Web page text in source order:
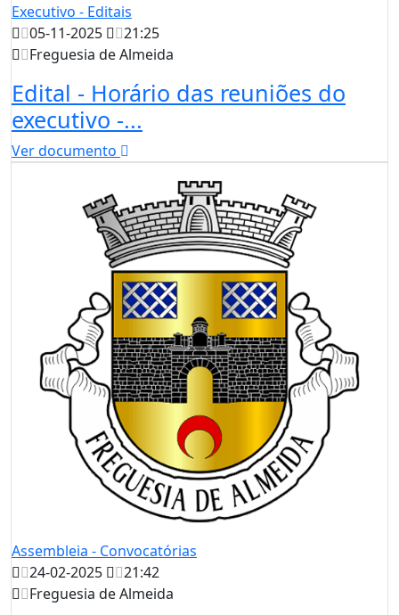
Executivo - Editais
05-11-2025
21:25
Freguesia de Almeida
Edital - Horário das reuniões do
executivo -...
Ver documento
Assembleia - Convocatórias
24-02-2025
21:42
Freguesia de Almeida